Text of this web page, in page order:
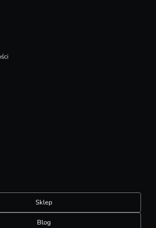
Sklep
Blog